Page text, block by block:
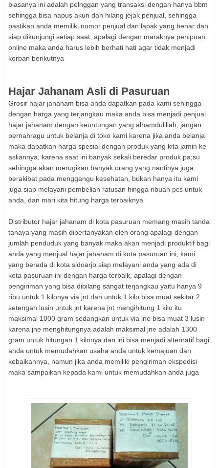
biasanya ini adalah pelnggan yang transaksi dengan hanya bbm
sehingga bisa hapus akun dan hilang jejak penjual, sehingga
pastikan anda memiliki nomor penjual dan lapak yang benar dan
siap dikunjungi setiap saat, apalagi dengan maraknya penipuan
online maka anda harus lebih berhati hati agar tidak menjadi
korban berikutnya
Hajar Jahanam Asli di Pasuruan
Grosir hajar jahanam bisa anda dapatkan pada kami sehingga
dengan harga yang terjangkau maka anda bisa menjadi penjual
hajar jahanam dengan keuntungan yang alhamdulillah, jangan
pernahragu untuk belanja di toko kami karena jika anda belanja
maka dapatkan harga spesial dengan produk yang kita jamin ke
asliannya, karena saat ini banyak sekali beredar produk pa;su
sehingga akan merugikan banyak orang yang nantinya juga
berakibat pada menggangu kesehatan, bukan hanya itu kami
juga siap melayani pembelian ratusan hingga ribuan pcs untuk
anda, dan mari kita hitung harga terbaiknya
Distributor hajar jahanam di kota pasuruan memang masih tanda
tanaya yang masih dipertanyakan oleh orang apalagi dengan
jumlah penduduk yang banyak maka akan menjadi produktif bagi
anda yang menjual hajar jahanam di kota pasuruan ini, kami
yang berada di kota sidoarjo siap melayani anda yang ada di
kota pasuruan ini dengan harga terbaik, apalagi dengan
pengiriman yang bisa dibilang sangat terjangkau yaitu hanya 9
ribu untuk 1 kilonya via jnt dan untuk 1 kilo bisa muat sekitar 2
setengah lusin untuk jnt karena jnt mengihitung 1 kilo itu
maksimal 1000 gram sedangkan untuk via jne bisa muat 3 lusin
karena jne menghitungnya adalah maksimal jne adalah 1300
gram untuk hitungan 1 kilonya dan ini bisa menjadi alternatif bagi
anda untuk memudahkan usaha anda untuk kemajuan dan
kebaikannya, namun jika anda memiliki pengiriman ekspedisi
maka sampaikan kepada kami untuk memudahkan anda juga